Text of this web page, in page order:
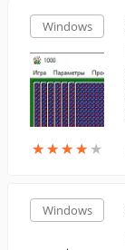
Windows
★★★★ ★
★★★★ ★
Windows